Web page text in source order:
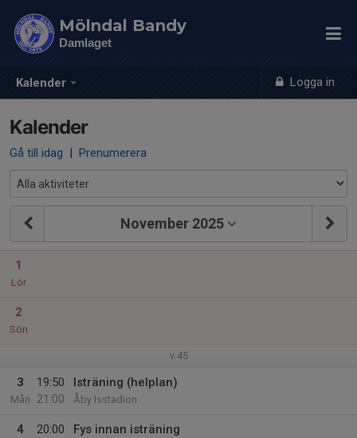
Kalender Logga in
Mölndal Bandy
Damlaget
Kalender
Gå till idag | Prenumerera
November 2025
1
Lör
2
Sön
v.45
3
Mån
19:50
21:00
Isträning (helplan)
Åby Isstadion
4
20:00
Fys innan isträning